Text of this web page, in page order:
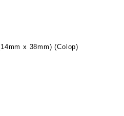
x 38mm) (Colop)